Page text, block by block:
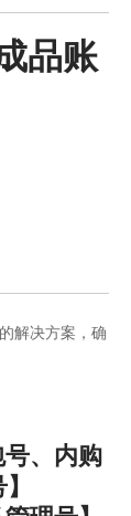
品账
解决方案，确
、内购